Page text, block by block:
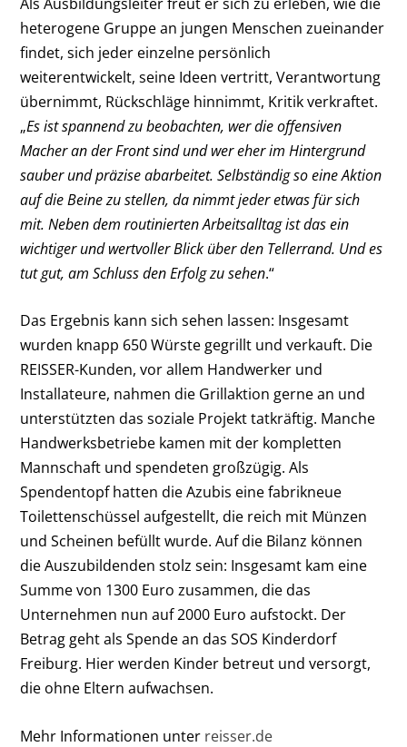
heterogene Gruppe an jungen Menschen zueinander
findet, sich jeder einzelne persönlich
weiterentwickelt, seine Ideen vertritt, Verantwortung
übernimmt, Rückschläge hinnimmt, Kritik verkraftet.
„Es ist spannend zu beobachten, wer die offensiven
Macher an der Front sind und wer eher im Hintergrund
sauber und präzise abarbeitet. Selbständig so eine Aktion
auf die Beine zu stellen, da nimmt jeder etwas für sich
mit. Neben dem routinierten Arbeitsalltag ist das ein
wichtiger und wertvoller Blick über den Tellerrand. Und es
tut gut, am Schluss den Erfolg zu sehen.“
Das Ergebnis kann sich sehen lassen: Insgesamt
wurden knapp 650 Würste gegrillt und verkauft. Die
REISSER-Kunden, vor allem Handwerker und
Installateure, nahmen die Grillaktion gerne an und
unterstützten das soziale Projekt tatkräftig. Manche
Handwerksbetriebe kamen mit der kompletten
Mannschaft und spendeten großzügig. Als
Spendentopf hatten die Azubis eine fabrikneue
Toilettenschüssel aufgestellt, die reich mit Münzen
und Scheinen befüllt wurde. Auf die Bilanz können
die Auszubildenden stolz sein: Insgesamt kam eine
Summe von 1300 Euro zusammen, die das
Unternehmen nun auf 2000 Euro aufstockt. Der
Betrag geht als Spende an das SOS Kinderdorf
Freiburg. Hier werden Kinder betreut und versorgt,
die ohne Eltern aufwachsen.
Mehr Informationen unter reisser.de